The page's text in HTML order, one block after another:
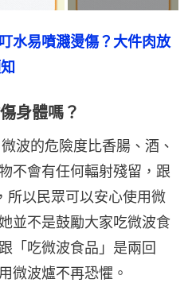
水易噴濺燙傷？大件肉放
身體嗎？
波的危險度比香腸、酒、
不會有任何輻射殘留，跟
所以民眾可以安心使用微
並不是鼓勵大家吃微波食
「吃微波食品」是兩回
微波爐不再恐懼。